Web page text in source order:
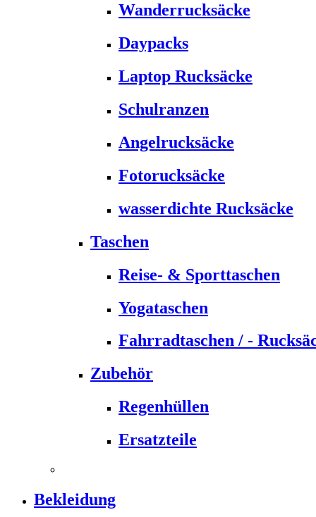
Wanderrucksäcke
Daypacks
Laptop Rucksäcke
Schulranzen
Angelrucksäcke
Fotorucksäcke
wasserdichte Rucksäcke
Taschen
Reise- & Sporttaschen
Yogataschen
Fahrradtaschen / -
Zubehör
Regenhüllen
Ersatzteile
Bekleidung